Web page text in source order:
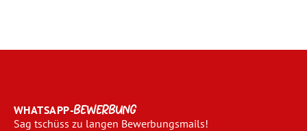
WHATSAPP-BEWERBUNG
Sag tschüss zu langen Bewerbungsmails!